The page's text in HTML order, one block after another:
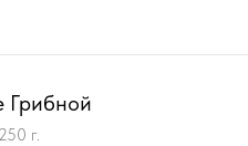
Грибной
250 г.